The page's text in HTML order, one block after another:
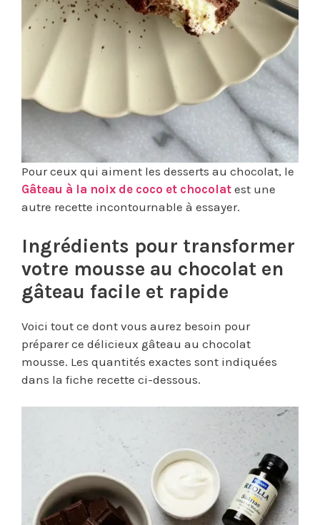
Pour ceux qui aiment les desserts au chocolat, le
Gâteau à la noix de coco et chocolat est une
autre recette incontournable à essayer.
Ingrédients pour transformer
votre mousse au chocolat en
gâteau facile et rapide
Voici tout ce dont vous aurez besoin pour
préparer ce délicieux gâteau au chocolat
mousse. Les quantités exactes sont indiquées
dans la fiche recette ci-dessous.